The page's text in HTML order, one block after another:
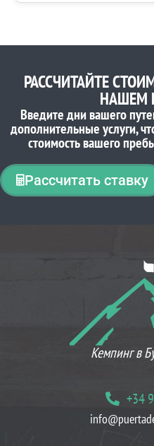
РАССЧИТАЙТЕ
НАШЕМ
Введите дни вашего
дополнительные услуги,
стоимость вашего
Рассчитать ставку
Кемпинг в
+34